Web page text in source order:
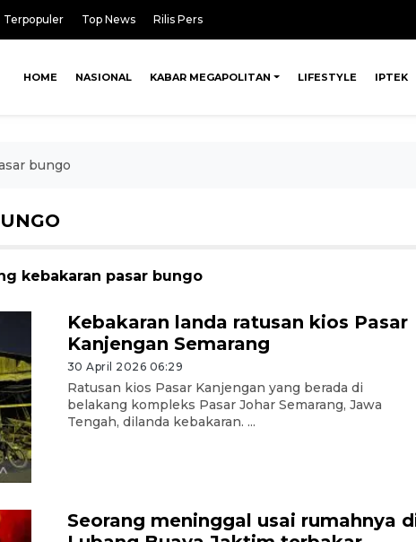
Terpopuler Top News Rilis Pers
HOME NASIONAL KABAR MEGAPOLITAN LIFESTYLE IPTEK
bungo
kebakaran pasar bungo
Kebakaran landa ratusan kios Pasar
Kanjengan Semarang
30 April 2026 06:29
Ratusan kios Pasar Kanjengan yang berada di
belakang kompleks Pasar Johar Semarang, Jawa
Tengah, dilanda kebakaran. ...
Seorang meninggal usai rumahnya